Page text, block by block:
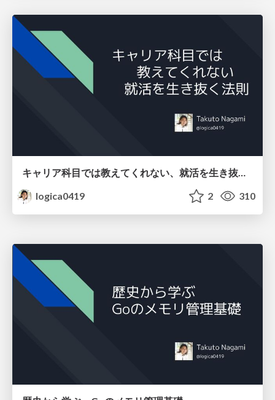
キャリア科目では教えてくれない、就活を生き抜く法則
logica0419
2 310